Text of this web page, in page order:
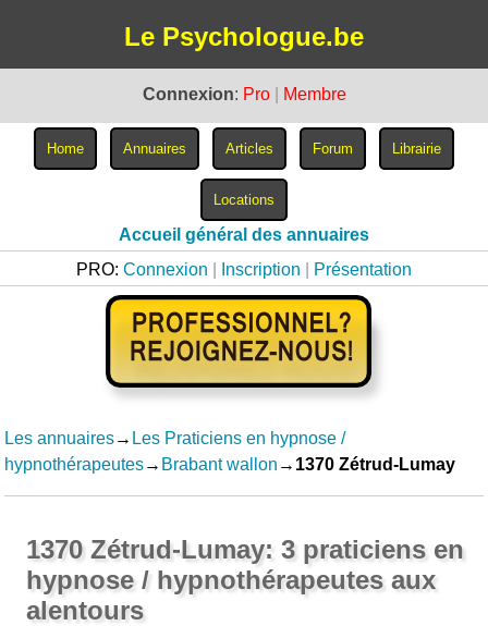
Le Psychologue.be
Connexion: Pro Membre
Accueil général des annuaires
PRO: Connexion Inscription Présentation
Les annuaires→ Les Praticiens en hypnose /
hypnothérapeutes→ Brabant wallon → 1370 Zétrud-Lumay
1370 Zétrud-Lumay: 3 praticiens en
hypnose / hypnothérapeutes aux
alentours